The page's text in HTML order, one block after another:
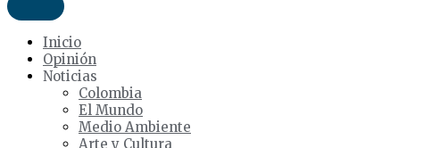
Inicio
Opinión
Noticias
Colombia
El Mundo
Medio Ambiente
Arte y Cultura